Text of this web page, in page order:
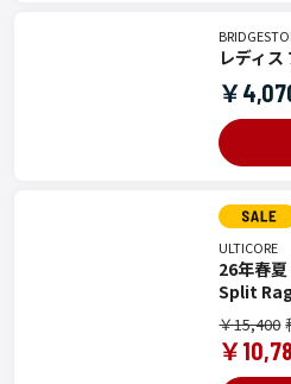
レディ
￥
ULTICORE
26年春
Split
￥15,400
￥